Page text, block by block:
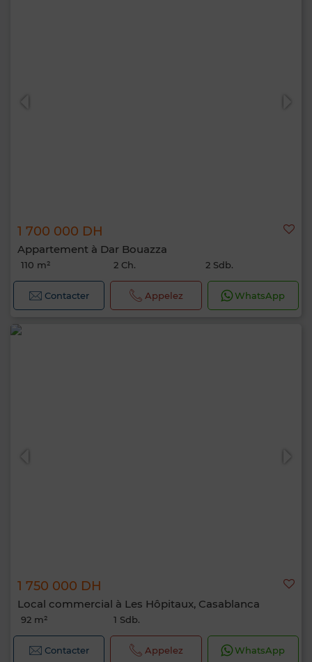
1 700 000 DH
Appartement à Dar Bouazza
110 m² 2 Ch. 2 Sdb.
Contacter Appelez WhatsApp
1 750 000 DH
Local commercial à Les Hôpitaux, Casablanca
92 m² 1 Sdb.
Contacter Appelez WhatsApp